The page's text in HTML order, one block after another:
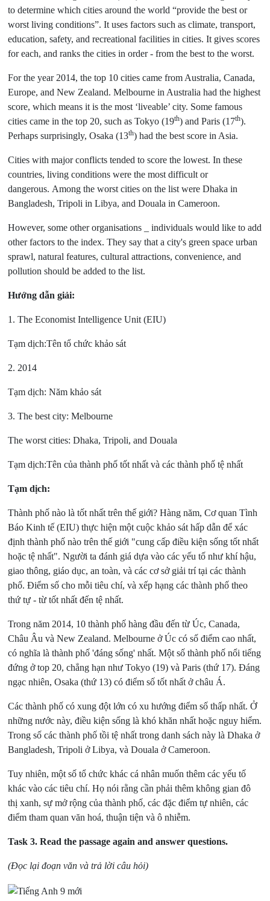
to determine which cities around the world “provide the best or
worst living conditions”. It uses factors such as climate, transport,
education, safety, and recreational facilities in cities. It gives scores
for each, and ranks the cities in order - from the best to the worst.
For the year 2014, the top 10 cities came from Australia, Canada,
Europe, and New Zealand. Melbourne in Australia had the highest
score, which means it is the most ‘liveable’ city. Some famous
cities came in the top 20, such as Tokyo (19th) and Paris (17th).
Perhaps surprisingly, Osaka (13th) had the best score in Asia.
Cities with major conflicts tended to score the lowest. In these
countries, living conditions were the most difficult or
dangerous. Among the worst cities on the list were Dhaka in
Bangladesh, Tripoli in Libya, and Douala in Cameroon.
However, some other organisations _ individuals would like to add
other factors to the index. They say that a city's green space urban
sprawl, natural features, cultural attractions, convenience, and
pollution should be added to the list.
Hướng dẫn giải:
1. The Economist Intelligence Unit (EIU)
Tạm dịch:Tên tổ chức khảo sát
2. 2014
Tạm dịch: Năm khảo sát
3. The best city: Melbourne
The worst cities: Dhaka, Tripoli, and Douala
Tạm dịch:Tên của thành phố tốt nhất và các thành phố tệ nhất
Tạm dịch:
Thành phố nào là tốt nhất trên thế giới? Hàng năm, Cơ quan Tình
Báo Kinh tế (EIU) thực hiện một cuộc khảo sát hấp dẫn để xác
định thành phố nào trên thế giới "cung cấp điều kiện sống tốt nhất
hoặc tệ nhất". Người ta đánh giá dựa vào các yếu tố như khí hậu,
giao thông, giáo dục, an toàn, và các cơ sở giải trí tại các thành
phố. Điểm số cho mỗi tiêu chí, và xếp hạng các thành phố theo
thứ tự - từ tốt nhất đến tệ nhất.
Trong năm 2014, 10 thành phố hàng đầu đến từ Úc, Canada,
Châu Âu và New Zealand. Melbourne ở Úc có số điểm cao nhất,
có nghĩa là thành phố 'đáng sống' nhất. Một số thành phố nổi tiếng
đứng ở top 20, chẳng hạn như Tokyo (19) và Paris (thứ 17). Đáng
ngạc nhiên, Osaka (thứ 13) có điểm số tốt nhất ở châu Á.
Các thành phố có xung đột lớn có xu hướng điểm số thấp nhất. Ở
những nước này, điều kiện sống là khó khăn nhất hoặc nguy hiểm.
Trong số các thành phố tồi tệ nhất trong danh sách này là Dhaka ở
Bangladesh, Tripoli ở Libya, và Douala ở Cameroon.
Tuy nhiên, một số tổ chức khác cá nhân muốn thêm các yếu tố
khác vào các tiêu chí. Họ nói rằng cần phải thêm không gian đô
thị xanh, sự mở rộng của thành phố, các đặc điểm tự nhiên, các
điểm tham quan văn hoá, thuận tiện và ô nhiễm.
Task 3.Read the passage again and answer questions.
(Đọc lại đoạn văn và trả lời câu hỏi)